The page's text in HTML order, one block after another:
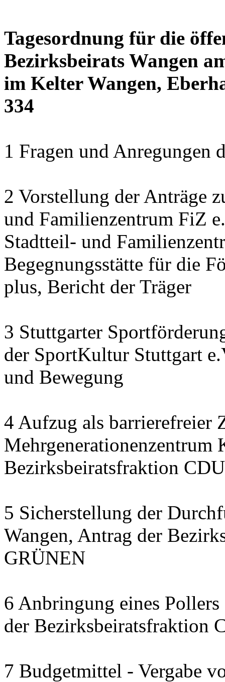
Tagesordnung für die
Bezirksbeirats Wangen
im Kelter Wangen,
334
1 Fragen und Anregungen
2 Vorstellung der Anträge
und Familienzentrum FiZ
Stadtteil- und
Begegnungsstätte für die
plus, Bericht der Träger
3 Stuttgarter
der SportKultur Stuttgart
und Bewegung
4 Aufzug als barrierefreier
Mehrgenerationenzentrum
Bezirksbeiratsfraktion CDU
5 Sicherstellung der
Wangen, Antrag der
GRÜNEN
6 Anbringung eines
der Bezirksbeiratsfraktion
7 Budgetmittel - Vergabe